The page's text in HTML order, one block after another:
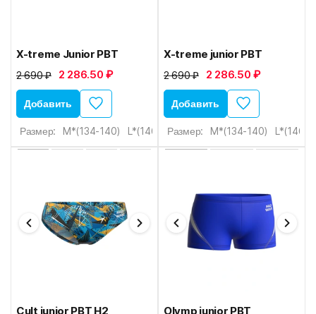
X-treme Junior PBT
2 690 ₽ 2 286.50 ₽
Добавить
Размер: M*(134-140) L*(146-152) XL*(152-158) XXL*(158-
X-treme junior PBT
2 690 ₽ 2 286.50 ₽
Добавить
Размер: M*(134-140) L*(146-
Cult junior PBT H2
Olymp junior PBT